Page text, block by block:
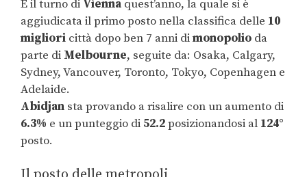
È il turno di Vienna quest’anno, la quale si è
aggiudicata il primo posto nella classifica delle 10
migliori città dopo ben 7 anni dimonopolio da
parte di Melbourne, seguite da: Osaka, Calgary,
Sydney, Vancouver, Toronto, Tokyo, Copenhagen e
Adelaide.
Abidjan sta provando a risalire con un aumento di
6.3% e un punteggio di 52.2posizionandosi al 124°
posto.